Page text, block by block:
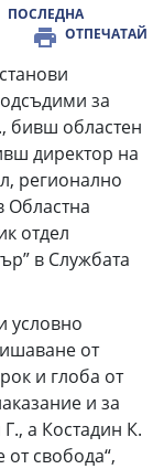
ПОСЛЕДНА
ОТПЕЧАТАЙ
за
бивш областен
директор на
регионално
Областна
отдел
в Службата
условно
от
и глоба от
и за
а Костадин К.
свобода“,